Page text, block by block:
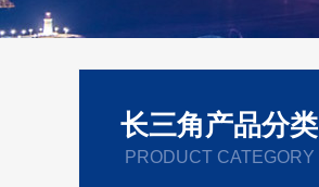
长三角产品分类
PRODUCT CATEGORY